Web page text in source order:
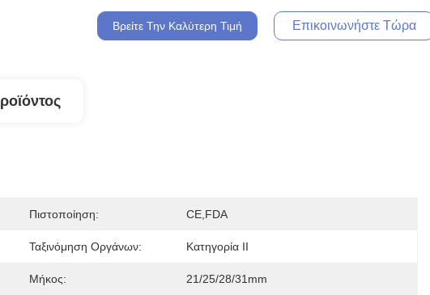
Βρείτε Την Καλύτερη Τιμή Επικοινωνήστε Τώρα
Πιστοποίηση: CE,FDA
Ταξινόμηση Οργάνων: Κατηγορία ΙΙ
Μήκος: 21/25/28/31mm